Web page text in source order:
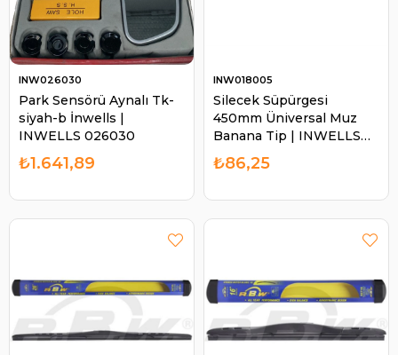
Park Sensörü Aynalı Tk-
siyah-b İnwells |
INWELLS 026030
INW026030
₺1.641,89
Silecek Süpürgesi
450mm Üniversal Muz
Banana Tip | INWELLS
018005
INW018005
₺86,25